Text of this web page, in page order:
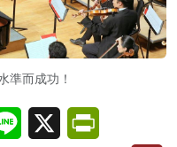
準而成功！
Line X